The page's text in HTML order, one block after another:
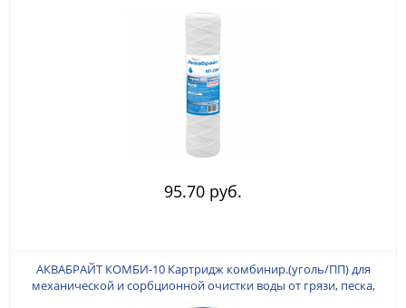
95.70 руб.
АКВАБРАЙТ КОМБИ-10 Картридж комбинир.(уголь/ПП) для
механической и сорбционной очистки воды от грязи, песка,